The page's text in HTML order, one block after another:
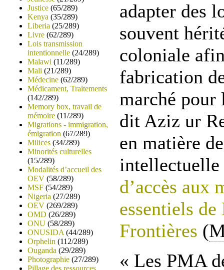
Justice (65/289)
Kenya (35/289)
Liberia (25/289)
Livre (62/289)
Lois transmission
intentionnelle (24/289)
Malawi (11/289)
Mali (21/289)
Médecine (62/289)
Médicament, Traitements
(142/289)
Memory box, travail de
mémoire (11/289)
Migrations - immigration,
émigration (67/289)
Milices (34/289)
Minorités culturelles
(15/289)
Modalités d’accueil des
OEV (58/289)
MSF (54/289)
Nigeria (27/289)
OEV (269/289)
OMD (26/289)
ONU (58/289)
ONUSIDA (44/289)
Orphelin (112/289)
Ouganda (29/289)
Photographie (27/289)
Pillage des ressources
adapter des
souvent
coloniale
fabrication
marché pour
dit Aziz ur
en matière
d’accès aux
essentiels de
Frontières (
« Les PMA